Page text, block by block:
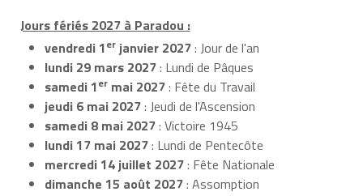
Jours fériés 2027 à Paradou :
vendredi 1er janvier 2027: Jour de l'an
lundi 29 mars 2027: Lundi de Pâques
samedi 1er mai 2027: Fête du Travail
jeudi 6 mai 2027: Jeudi de l'Ascension
samedi 8 mai 2027: Victoire 1945
lundi 17 mai 2027: Lundi de Pentecôte
mercredi 14 juillet 2027: Fête Nationale
dimanche 15 août 2027: Assomption